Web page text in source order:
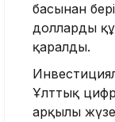
басынан
долларды
қаралды.
Ұлттық
арқылы